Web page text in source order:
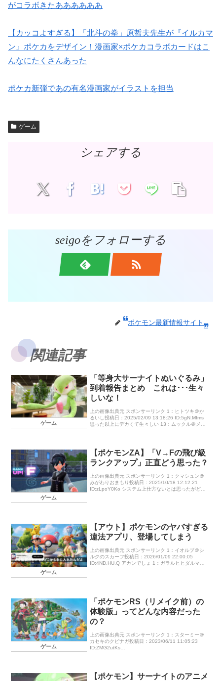
がコラボきたああああああ
【カッコよすぎる】「北斗の拳」原哲夫先生が『イルカマ
ン』ポケカをデザイン！漫画家×ポケカコラボカードはこ
んなにたくさんあった
ポケカ新弾であの有名漫画家がイラストを担当
ゲーム
シェアする
seigoをフォローする
ポケモン最新情報サイト
関連記事
ゲーム
「等身大サーナイトぬいぐるみ」
到着報告まとめ これは･･･生々
しいな！
上の画像出典元 スポンサーリンク 1：ヒトツキ＠か
るいし投稿日：2025/02/09 13:18:26 ID:5gN.Mfms
思った以上にデカくて生々しい 13：ムックル＠メダ
ゲーム
【ポケモンZA】「V→Fの飛び級
ランクアップ」正直どう思った？
上の画像出典元 スポンサーリンク 1：クマシュン＠
みがわりおまもり投稿日：2025/10/18 12:12:21
ID:zLpoY0Ko システム上仕方ないとは思ったがどう
ゲーム
【アウト】ポケモンのヤバすぎる
違法アプリ、登場してしまう
上の画像出典元 スポンサーリンク 1：イオルブ＠シ
ルクのスカーフ投稿日：2026/01/09 22:00:05
ID:4ND.HU.Q アカンでしょ 1：ガラルヒヒダルマ＠
ゲーム
「ポケモンRS（リメイク前）の
体験版」ってどんな内容だった
の？
上の画像出典元 スポンサーリンク 1：スターミー＠
カセキのクビナガ投稿日：2023/06/11 11:05:23
ID:ZMG2utKs
【ポケモン】サーナイトのアニメ